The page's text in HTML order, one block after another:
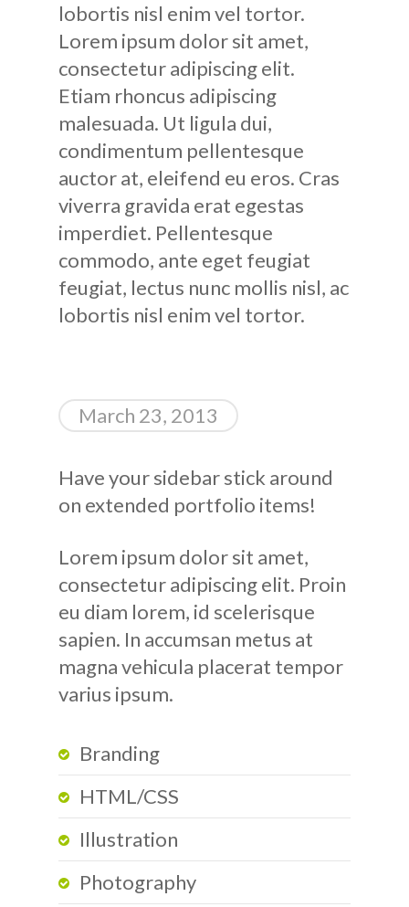
lobortis nisl enim vel tortor.
Lorem ipsum dolor sit amet,
consectetur adipiscing elit.
Etiam rhoncus adipiscing
malesuada. Ut ligula dui,
condimentum pellentesque
auctor at, eleifend eu eros. Cras
viverra gravida erat egestas
imperdiet. Pellentesque
commodo, ante eget feugiat
feugiat, lectus nunc mollis nisl, ac
lobortis nisl enim vel tortor.
March 23, 2013
Have your sidebar stick around
on extended portfolio items!
Lorem ipsum dolor sit amet,
consectetur adipiscing elit. Proin
eu diam lorem, id scelerisque
sapien. In accumsan metus at
magna vehicula placerat tempor
varius ipsum.
Branding
HTML/CSS
Illustration
Photography